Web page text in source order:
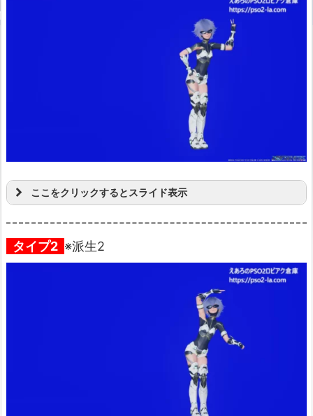
ここをクリックするとスライド表示
タイプ2 ※派生2